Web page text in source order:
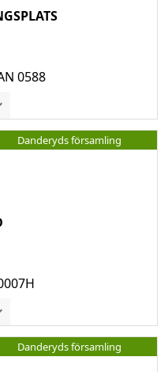
0588
Danderyds församling
Danderyds församling